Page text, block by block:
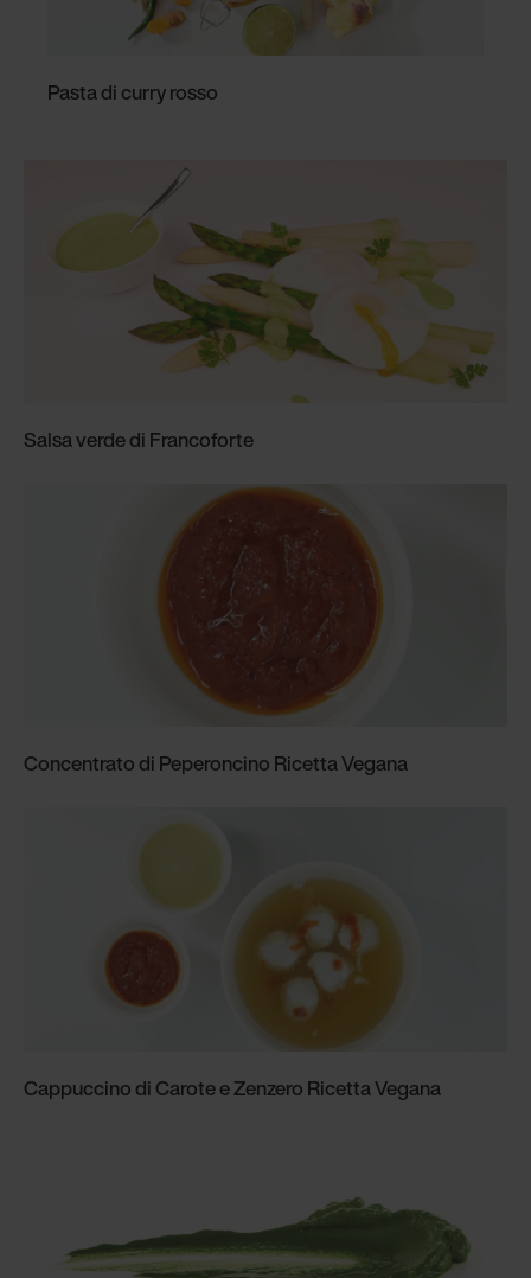
Pasta di curry rosso
Salsa verde di Francoforte
Concentrato di Peperoncino Ricetta Vegana
Cappuccino di Carote e Zenzero Ricetta Vegana